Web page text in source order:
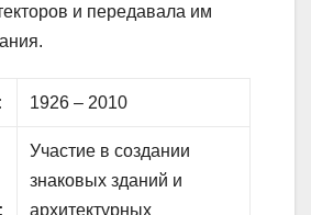
и передавала им
1926 – 2010
Участие в создании
знаковых зданий и
архитектурных